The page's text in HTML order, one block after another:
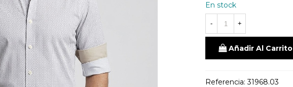
En stock
- +
Añadir Al Carrito
Referencia: 31968.03